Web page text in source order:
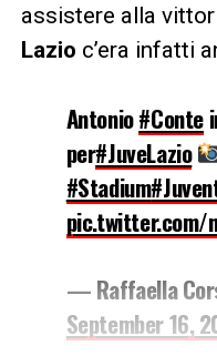
assistere alla
Lazio c’era infatti
Antonio#Conte
per#JuveLazio
#Stadium
pic.twitter.com/
— Raffaella
September 16,